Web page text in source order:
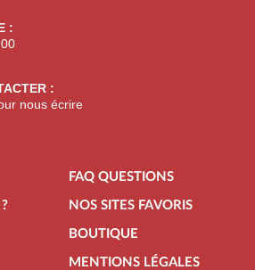
:
:
nous écrire
FAQ QUESTIONS
NOS SITES FAVORIS
BOUTIQUE
MENTIONS LÉGALES